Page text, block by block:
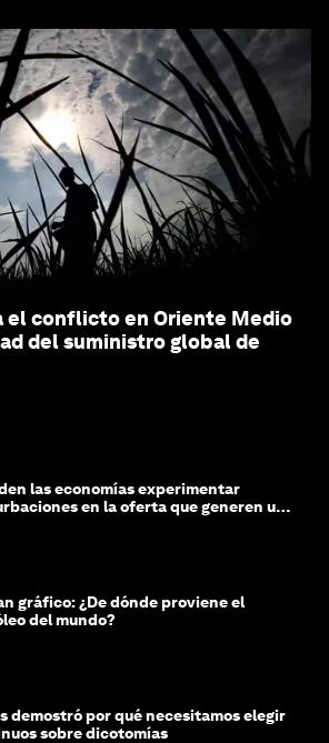
el conflicto en Oriente Medio
del suministro global de
las economías experimentar
en la oferta que generen un
gráfico: ¿De dónde proviene el
del mundo?
demostró por qué necesitamos elegir
sobre dicotomías